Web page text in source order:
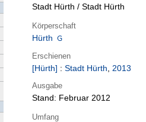
Stadt Hürth / Stadt Hürth
Körperschaft
Hürth
Erschienen
[Hürth] : Stadt Hürth, 2013
Ausgabe
Stand: Februar 2012
Umfang